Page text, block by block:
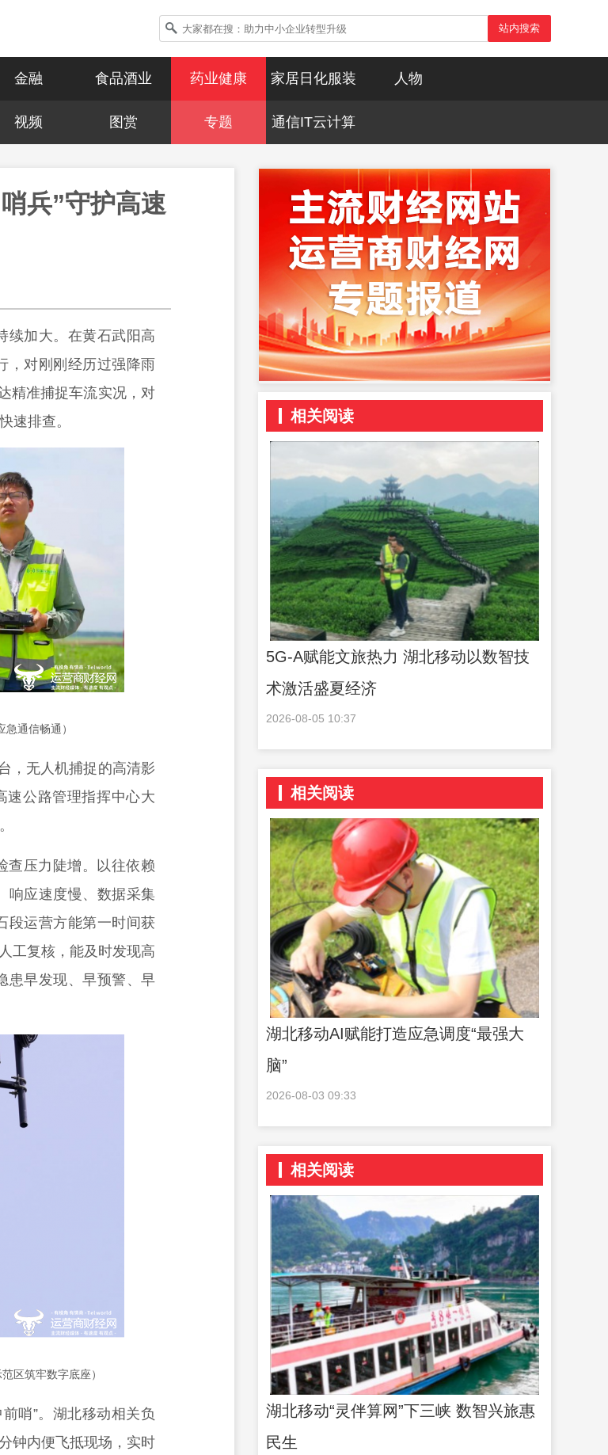
站内搜索
金融 食品酒业 药业健康 家居日化服装 人物
视频 图赏 专题 通信IT云计算
兵”守护高速
续加大。在黄石武阳高
，对刚刚经历过强降雨
精准捕捉车流实况，对
速排查。
通信畅通）
，无人机捕捉的高清影
速公路管理指挥中心大
查压力陡增。以往依赖
响应速度慢、数据采集
段运营方能第一时间获
工复核，能及时发现高
患早发现、早预警、早
区筑牢数字底座）
哨”。湖北移动相关负
钟内便飞抵现场，实时
相关阅读
5G-A赋能文旅热力 湖北移动以数智技
术激活盛夏经济
2026-08-05 10:37
相关阅读
湖北移动AI赋能打造应急调度“最强大
脑”
2026-08-03 09:33
相关阅读
湖北移动“灵伴算网”下三峡 数智兴旅惠
民生